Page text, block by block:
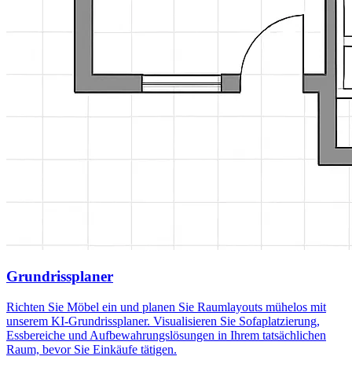
Grundrissplaner
Richten Sie Möbel ein und planen Sie Raumlayouts mühelos mit
unserem KI-Grundrissplaner. Visualisieren Sie Sofaplatzierung,
Essbereiche und Aufbewahrungslösungen in Ihrem tatsächlichen
Raum, bevor Sie Einkäufe tätigen.